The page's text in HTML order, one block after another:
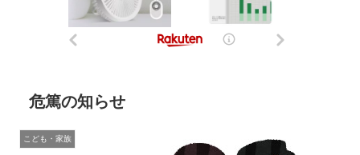
危篤の知らせ
こども・家族